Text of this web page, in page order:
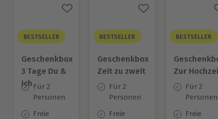
BESTSELLER
Geschenkbox
3 Tage Du &
Ich Für 2
Personen
Freie
BESTSELLER
Geschenkbox
Zeit zu zweit
Für 2
Personen
Freie
BESTSELLER
Zur
Für 2
Personen
Freie